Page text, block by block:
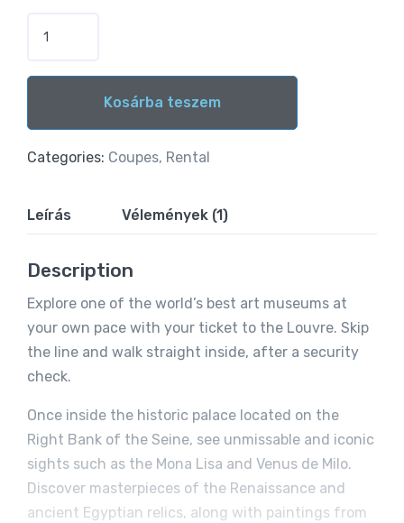
Kosárba teszem
Categories: Coupes, Rental
Leírás Vélemények (1)
Description
Explore one of the world’s best art museums at
your own pace with your ticket to the Louvre. Skip
the line and walk straight inside, after a security
check.
Once inside the historic palace located on the
Right Bank of the Seine, see unmissable and iconic
sights such as the Mona Lisa and Venus de Milo.
Discover masterpieces of the Renaissance and
ancient Egyptian relics, along with paintings from